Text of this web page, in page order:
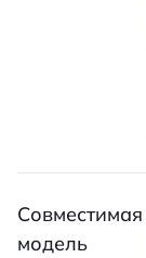
Совместимая
модель